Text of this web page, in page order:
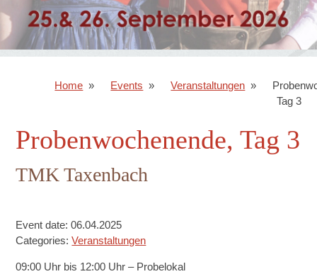
Home Events Veranstaltungen
Tag 3
Probenwochenende, Tag 3
TMK Taxenbach
Event date: 06.04.2025
Categories:Veranstaltungen
09:00 Uhr bis 12:00 Uhr – Probelokal